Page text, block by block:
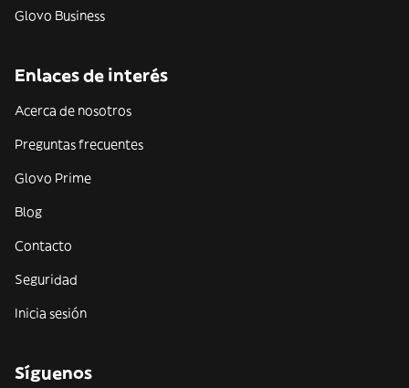
Glovo Business
Enlaces de interés
Acerca de nosotros
Preguntas frecuentes
Glovo Prime
Blog
Contacto
Seguridad
Inicia sesión
Síguenos